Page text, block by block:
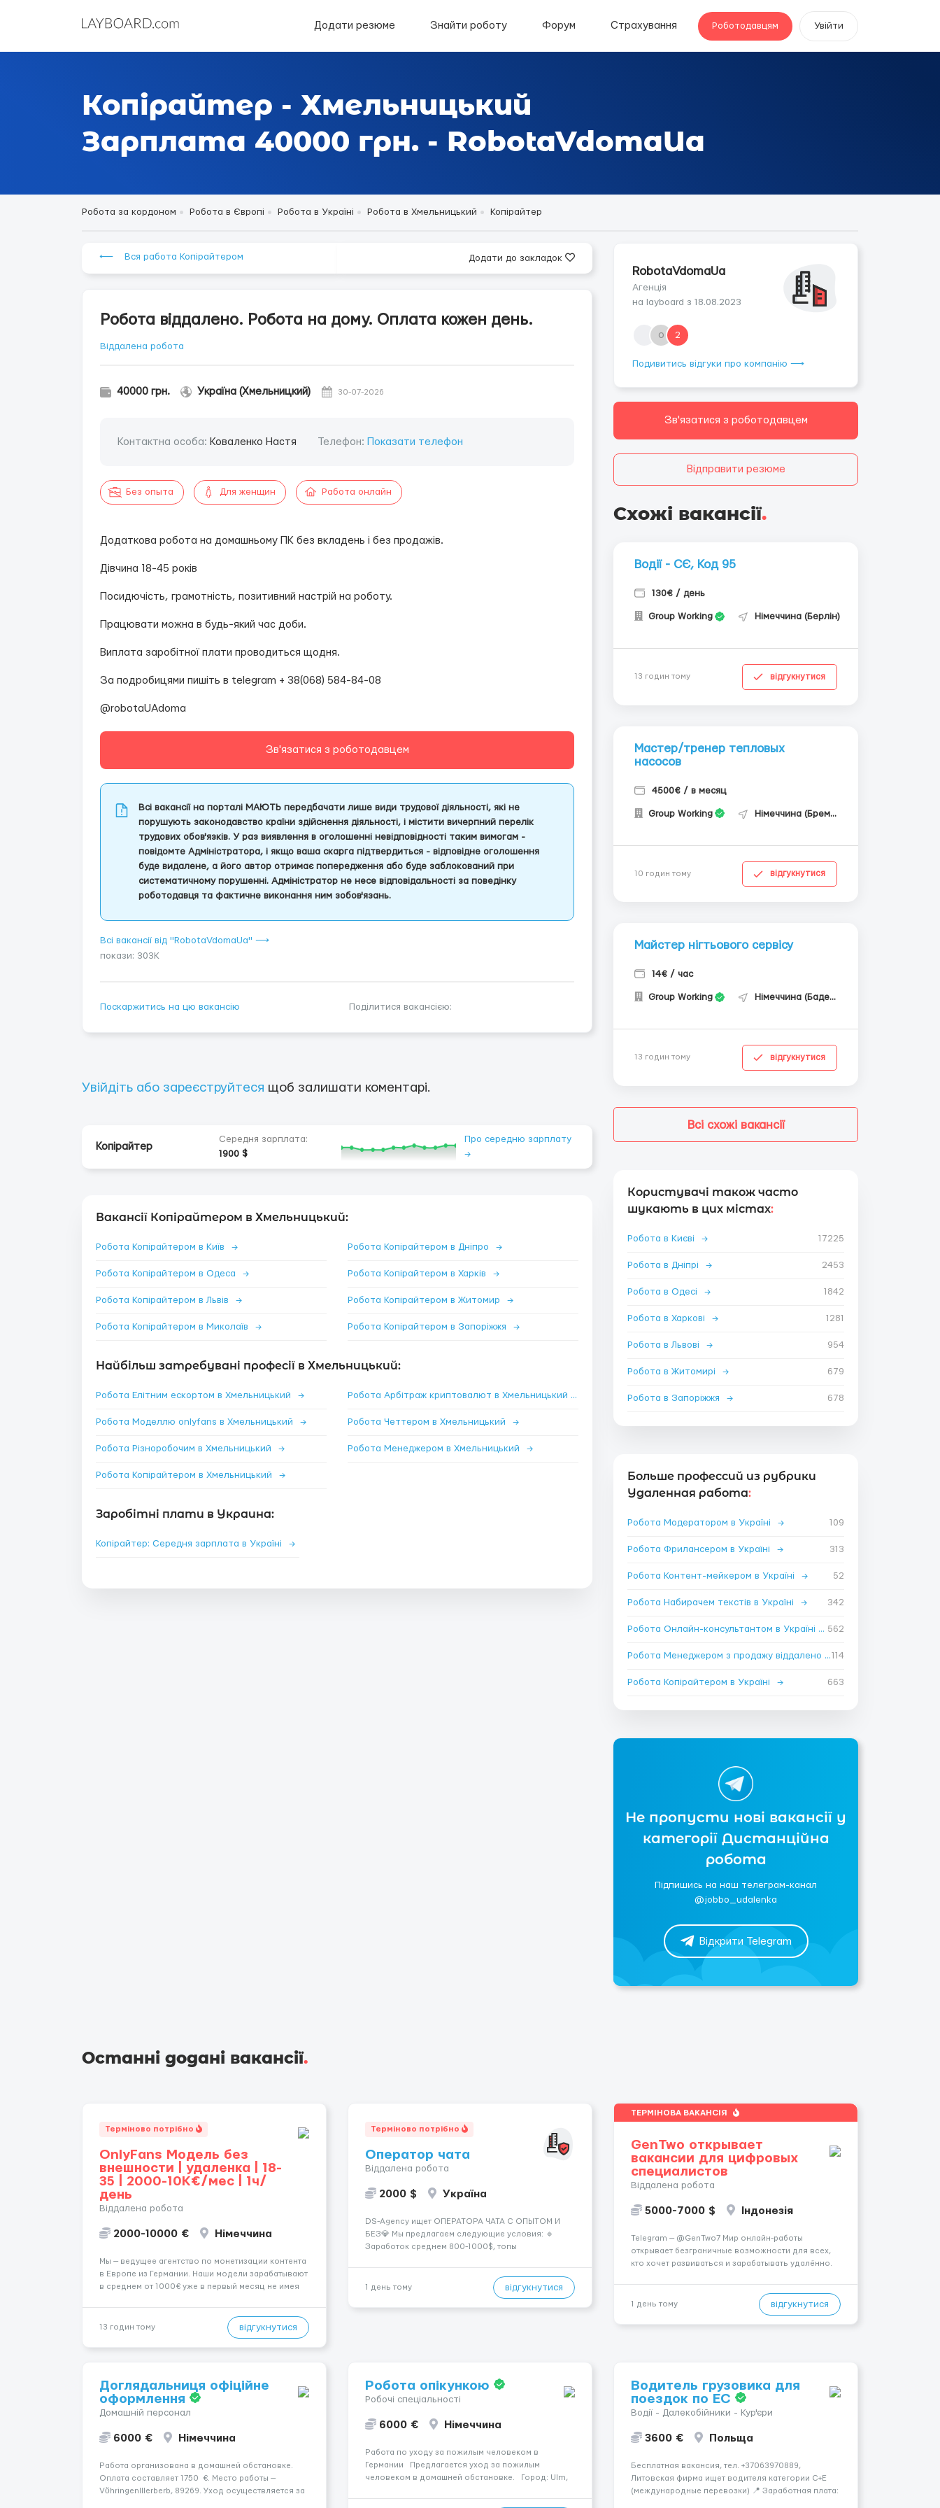
Додати резюме Знайти роботу Форум Страхування Роботодавцям Увійти
Копірайтер - Хмельницький
Зарплата 40000 грн. - RobotaVdomaUa
Робота за кордоном Робота в Європі Робота в Україні Робота в Хмельницький Копірайтер
⟵ Вся работа Копірайтером Додати до закладок
Робота віддалено. Робота на дому. Оплата кожен день.
Віддалена робота
40000 грн. Україна (Хмельницкий) 30-07-2026
Контактна особа: Коваленко Настя Телефон: Показати телефон
Без опыта Для женщин Работа онлайн
Додаткова робота на домашньому ПК без вкладень і без продажів.
Дівчина 18-45 років
Посидючість, грамотність, позитивний настрій на роботу.
Працювати можна в будь-який час доби.
Виплата заробітної плати проводиться щодня.
За подробицями пишіть в telegram + 38(068) 584-84-08
@robotaUAdoma
Зв'язатися з роботодавцем
Всі вакансії на порталі МАЮТЬ передбачати лише види трудової діяльності, які не
порушують законодавство країни здійснення діяльності, і містити вичерпний перелік
трудових обов'язків. У раз виявлення в оголошенні невідповідності таким вимогам -
повідомте Адміністратора, і якщо ваша скарга підтвердиться - відповідне оголошення
буде видалене, а його автор отримає попередження або буде заблокований при
систематичному порушенні. Адміністратор не несе відповідальності за поведінку
роботодавця та фактичне виконання ним зобов'язань.
Всі вакансії від "RobotaVdomaUa" ⟶
покази: 303K
Поскаржитись на цю вакансію Поділитися вакансією:
Увійдіть або зареєструйтеся щоб залишати коментарі.
Копірайтер
Середня зарплата:
1900 $
Про середню зарплату
→
Вакансії Копірайтером в Хмельницький:
Робота Копірайтером в Київ → Робота Копірайтером в Дніпро →
Робота Копірайтером в Одеса → Робота Копірайтером в Харків →
Робота Копірайтером в Львів → Робота Копірайтером в Житомир →
Робота Копірайтером в Миколаїв → Робота Копірайтером в Запоріжжя →
Найбільш затребувані професії в Хмельницький:
Робота Елітним ескортом в Хмельницький → Робота Арбітраж криптовалют в Хмельницький→
Робота Моделлю onlyfans в Хмельницький → Робота Четтером в Хмельницький →
Робота Різноробочим в Хмельницький → Робота Менеджером в Хмельницький →
Робота Копірайтером в Хмельницький →
Заробітні плати в Украина:
Копірайтер: Середня зарплата в Україні →
RobotaVdomaUa
Агенція
на layboard з 18.08.2023
o 2
Подивитись відгуки про компанію ⟶
Зв'язатися з роботодавцем
Відправити резюме
Схожі вакансії.
Водії - СЄ, Код 95
130€ / день
Group Working Німеччина (Берлін)
13 годин тому відгукнутися
Мастер/тренер тепловых
насосов
4500€ / в месяц
Group Working Німеччина (Бремен)
10 годин тому відгукнутися
Майстер нігтьового сервісу
14€ / час
Group Working Німеччина (Баден-Вюртемберг)
13 годин тому відгукнутися
Всі схожі вакансії
Користувачі також часто
шукають в цих містах:
Робота в Києві → 17225
Робота в Дніпрі → 2453
Робота в Одесі → 1842
Робота в Харкові → 1281
Робота в Львові → 954
Робота в Житомирі → 679
Робота в Запоріжжя → 678
Больше профессий из рубрики
Удаленная работа:
Робота Модератором в Україні → 109
Робота Фрилансером в Україні → 313
Робота Контент-мейкером в Україні → 52
Робота Набирачем текстів в Україні → 342
Робота Онлайн-консультантом в Україні→562
Робота Менеджером з продажу віддалено в Україні114
Робота Копірайтером в Україні → 663
Не пропусти нові вакансії у
категорії Дистанційна
робота
Підпишись на наш телеграм-канал
@jobbo_udalenka
Відкрити Telegram
Останні додані вакансії.
Терміново потрібно
OnlyFans Модель без
внешности | удаленка | 18-
35 | 2000-10K€/мес | 1ч/
день
Віддалена робота
2000-10000 € Німеччина
Мы — ведущее агентство по монетизации контента
в Европе из Германии. Наши модели зарабатывают
в среднем от 1000€ уже в первый месяц не имея
города мира, начинающих и с опытом. Что мы
13 годин тому відгукнутися
Терміново потрібно
Оператор чата
Віддалена робота
2000 $ Україна
DS-Agency ищет ОПЕРАТОРА ЧАТА С ОПЫТОМ И
БЕЗ💎 Мы предлагаем следующие условия: 🔹
Заработок среднем 800-1000$, топы
Предоставляются графики на выбор - выберите
смены удобные для вашего расписания 🔹
1 день тому відгукнутися
ТЕРМІНОВА ВАКАНСІЯ
GenTwo открывает
вакансии для цифровых
специалистов
Віддалена робота
5000-7000 $ Індонезія
Telegram — @GenTwo7 Мир онлайн-работы
открывает безграничные возможности для всех,
кто хочет развиваться и зарабатывать удалённо.
путешествиями. 🏡 Пока все только говорят про
нейросети и блокчейн, швейцарс...
1 день тому відгукнутися
Доглядальниця офіційне
оформлення
Домашній персонал
6000 € Німеччина
Работа организована в домашней обстановке.
Оплата составляет 1750 €. Место работы —
VöhringenIllerberb, 89269. Уход осуществляется за
Робота опікункою
Робочі спеціальності
6000 € Німеччина
Работа по уходу за пожилым человеком в
Германии Предлагается уход за пожилым
человеком в домашней обстановке. Город: Ulm,
Водитель грузовика для
поездок по ЕС
Водії - Далекобійники - Кур'єри
3600 € Польща
Бесплатная вакансия, тел. +37063970889,
Литовская фирма ищет водителя категории C+E
(международные перевозки) 📍 Заработная плата: